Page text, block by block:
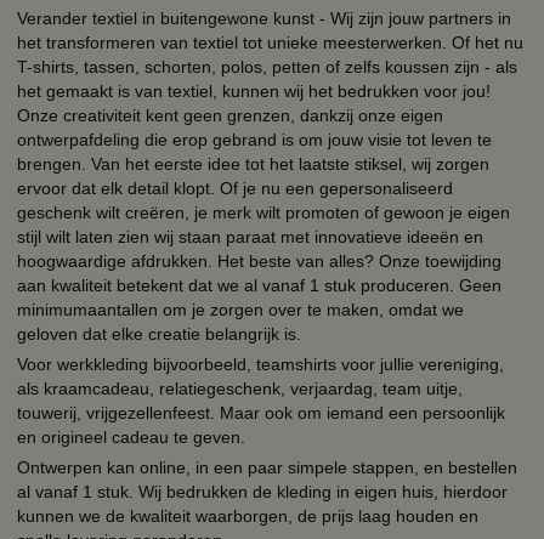
Verander textiel in buitengewone kunst - Wij zijn jouw partners in
het transformeren van textiel tot unieke meesterwerken. Of het nu
T-shirts, tassen, schorten, polos, petten of zelfs koussen zijn - als
het gemaakt is van textiel, kunnen wij het bedrukken voor jou!
Onze creativiteit kent geen grenzen, dankzij onze eigen
ontwerpafdeling die erop gebrand is om jouw visie tot leven te
brengen. Van het eerste idee tot het laatste stiksel, wij zorgen
ervoor dat elk detail klopt. Of je nu een gepersonaliseerd
geschenk wilt creëren, je merk wilt promoten of gewoon je eigen
stijl wilt laten zien wij staan paraat met innovatieve ideeën en
hoogwaardige afdrukken. Het beste van alles? Onze toewijding
aan kwaliteit betekent dat we al vanaf 1 stuk produceren. Geen
minimumaantallen om je zorgen over te maken, omdat we
geloven dat elke creatie belangrijk is.
Voor werkkleding bijvoorbeeld, teamshirts voor jullie vereniging,
als kraamcadeau, relatiegeschenk, verjaardag, team uitje,
touwerij, vrijgezellenfeest. Maar ook om iemand een persoonlijk
en origineel cadeau te geven.
Ontwerpen kan online, in een paar simpele stappen, en bestellen
al vanaf 1 stuk. Wij bedrukken de kleding in eigen huis, hierdoor
kunnen we de kwaliteit waarborgen, de prijs laag houden en